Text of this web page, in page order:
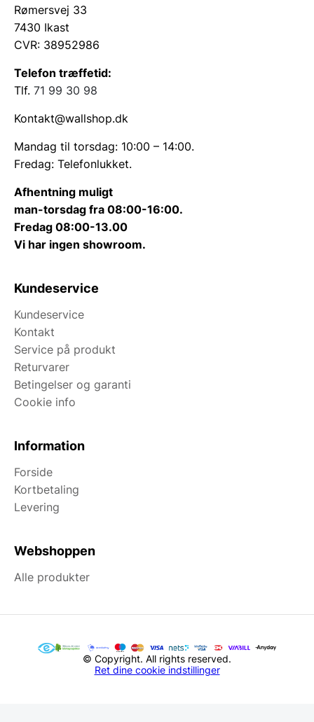
Rømersvej 33
7430 Ikast
CVR: 38952986
Telefon træffetid:
Tlf. 71 99 30 98
Kontakt@wallshop.dk
Mandag til torsdag: 10:00 – 14:00.
Fredag: Telefonlukket.
Afhentning muligt
man-torsdag fra 08:00-16:00.
Fredag 08:00-13.00
Vi har ingen showroom.
Kundeservice
Kundeservice
Kontakt
Service på produkt
Returvarer
Betingelser og garanti
Cookie info
Information
Forside
Kortbetaling
Levering
Webshoppen
Alle produkter
© Copyright. All rights reserved.
Ret dine cookie indstillinger